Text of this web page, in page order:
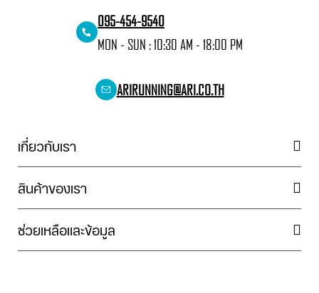
095-454-9540
MON - SUN : 10:30 AM - 18:00 PM
ARIRUNNING@ARI.CO.TH
เกี่ยวกับเรา
สินค้าของเรา
ช่วยเหลือและข้อมูล